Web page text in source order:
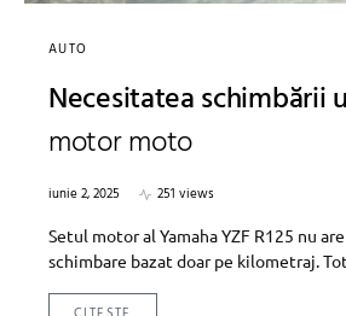
AUTO
Necesitatea schimbării
motor moto
iunie 2, 2025
251 views
Setul motor al Yamaha YZF R125 nu
schimbare bazat doar pe kilometraj.